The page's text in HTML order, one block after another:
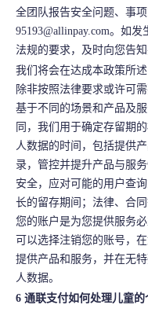
全团队报告安全问题、事
95193@allinpay.com。如
法规的要求，及时向您告
我们将会在达成本政策所
除非按照法律要求或许可
基于不同的场景和产品及
同，我们用于确定存留期
人数据的时间，包括提供
录，管控并提升产品与服
安全，应对可能的用户查
长的留存期间；法律、合
您的账户是为您提供服务
可以选择注销您的账号，
提供产品和服务，并在无
人数据。
6 通联支付如何处理儿童的